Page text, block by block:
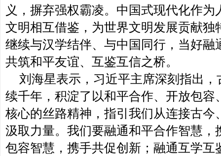
义，摒弃强权霸凌。中国式现代化作
文明相互借鉴，为世界文明发展贡献独
继续与汉学结伴、与中国同行，当好融
共筑和平友谊、互鉴互信之桥。
刘海星表示，习近平主席深刻指出
续千年，积淀了以和平合作、开放包容
核心的丝路精神，指引我们从连接古今
汲取力量。我们要融通和平合作智慧，
包容智慧，携手共促创新；融通互学互